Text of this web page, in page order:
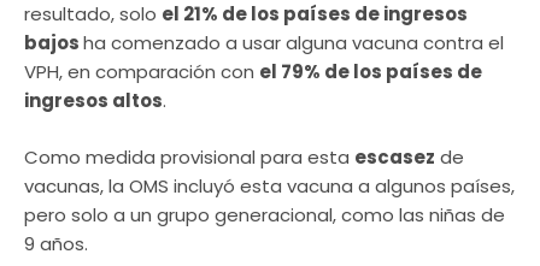
resultado, solo el 21% de los países de ingresos
bajosha comenzado a usar alguna vacuna contra el
VPH, en comparación con el 79% de los países de
ingresos altos.
Como medida provisional para esta escasez de
vacunas, la OMS incluyó esta vacuna a algunos países,
pero solo a un grupo generacional, como las niñas de
9 años.